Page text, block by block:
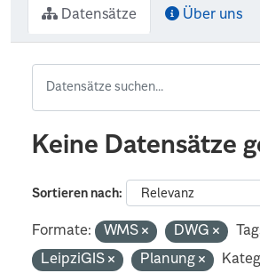
Datensätze Über uns
Keine Datensätze
Sortieren nach
Formate: WMS DWG
LeipziGIS
Planung